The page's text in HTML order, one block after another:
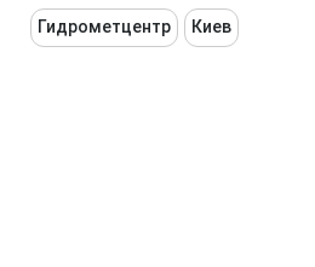
Гидрометцентр Киев